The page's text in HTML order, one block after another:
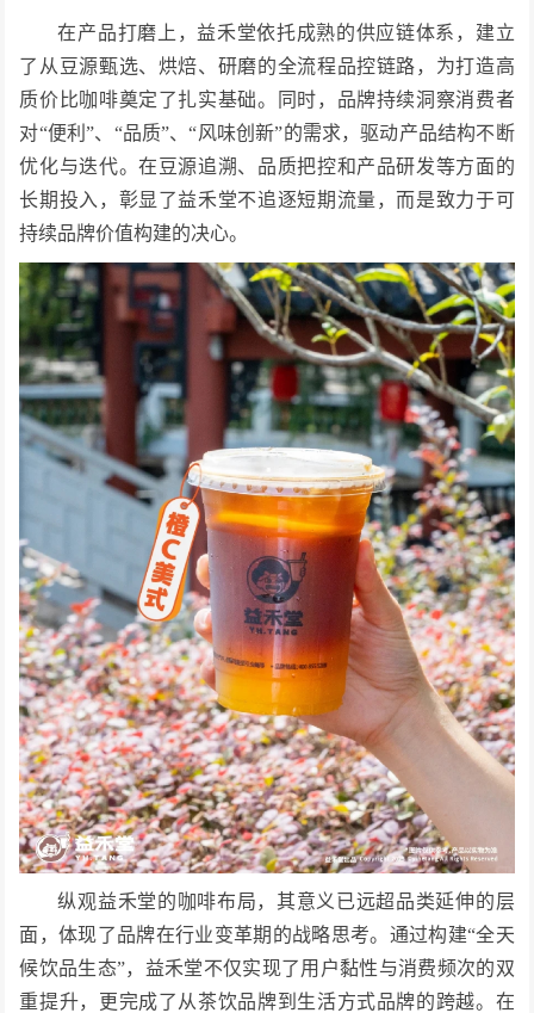
在产品打磨上，益禾堂依托成熟的供应链体系，建立
了从豆源甄选、烘焙、研磨的全流程品控链路，为打造高
质价比咖啡奠定了扎实基础。同时，品牌持续洞察消费者
对“便利”、“品质”、“风味创新”的需求，驱动产品结构不断
优化与迭代。在豆源追溯、品质把控和产品研发等方面的
长期投入，彰显了益禾堂不追逐短期流量，而是致力于可
持续品牌价值构建的决心。
纵观益禾堂的咖啡布局，其意义已远超品类延伸的层
面，体现了品牌在行业变革期的战略思考。通过构建“全天
候饮品生态”，益禾堂不仅实现了用户黏性与消费频次的双
重提升，更完成了从茶饮品牌到生活方式品牌的跨越。在